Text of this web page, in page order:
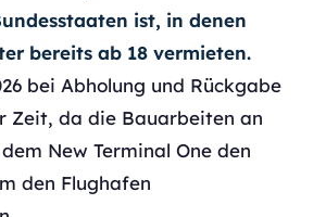
ist, in denen
bereits ab 18 vermieten.
bei Abholung und Rückgabe
Zeit, da die Bauarbeiten an
New Terminal One den
den Flughafen